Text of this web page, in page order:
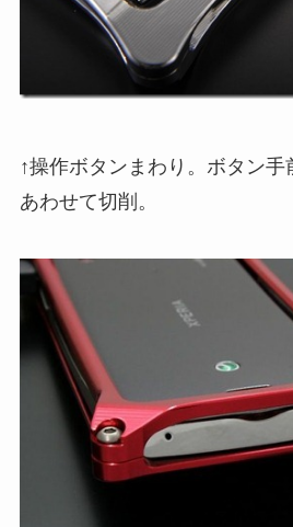
↑操作ボタンまわり。ボタン手
あわせて切削。